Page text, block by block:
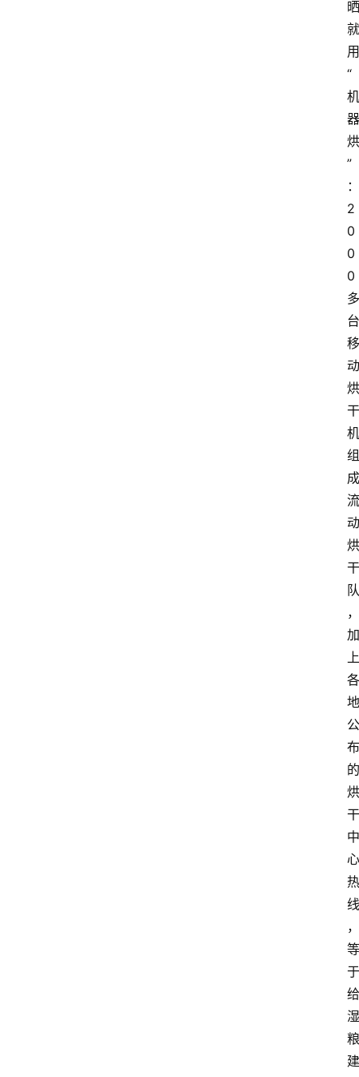
晒
就
用
“
机
器
烘
”
：
2
0
0
0
多
台
移
动
烘
干
机
组
成
流
动
烘
干
队
，
加
上
各
地
公
布
的
烘
干
中
心
热
线
，
等
于
给
湿
粮
建